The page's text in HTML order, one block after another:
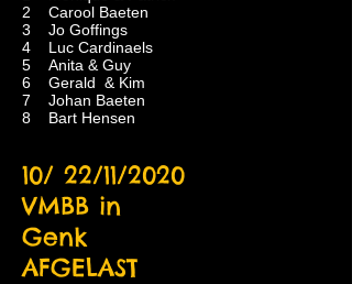
2 Carool Baeten
3 Jo Goffings
4 Luc Cardinaels
5 Anita & Guy
6 Gerald & Kim
7 Johan Baeten
8 Bart Hensen
10/ 22/11/2020
VMBB in
Genk
AFGELAST